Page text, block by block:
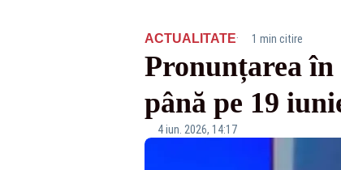
ACTUALITATE· 1 min citire
Pronunțarea în
până pe 19
4 iun. 2026, 14:17